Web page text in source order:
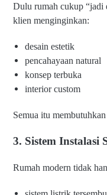
Dulu rumah cukup “jadi
klien menginginkan:
desain estetik
pencahayaan natural
konsep terbuka
interior custom
Semua itu
3. Sistem Instalasi
Rumah modern tidak